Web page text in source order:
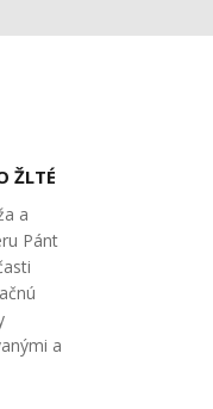
ŽLTÉ
a
Pánt
a